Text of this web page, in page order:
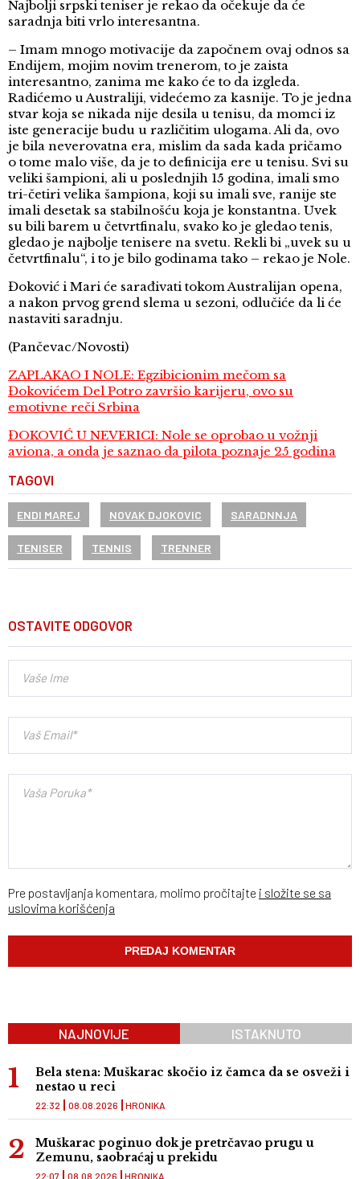
Najbolji srpski teniser je rekao da očekuje da će
saradnja biti vrlo interesantna.
– Imam mnogo motivacije da započnem ovaj odnos sa
Endijem, mojim novim trenerom, to je zaista
interesantno, zanima me kako će to da izgleda.
Radićemo u Australiji, videćemo za kasnije. To je jedna
stvar koja se nikada nije desila u tenisu, da momci iz
iste generacije budu u različitim ulogama. Ali da, ovo
je bila neverovatna era, mislim da sada kada pričamo
o tome malo više, da je to definicija ere u tenisu. Svi su
veliki šampioni, ali u poslednjih 15 godina, imali smo
tri-četiri velika šampiona, koji su imali sve, ranije ste
imali desetak sa stabilnošću koja je konstantna. Uvek
su bili barem u četvrtfinalu, svako ko je gledao tenis,
gledao je najbolje tenisere na svetu. Rekli bi „uvek su u
četvrtfinalu“, i to je bilo godinama tako – rekao je Nole.
Đoković i Mari će sarađivati tokom Australijan opena,
a nakon prvog grend slema u sezoni, odlučiće da li će
nastaviti saradnju.
(Pančevac/Novosti)
ZAPLAKAO I NOLE: Egzibicionim mečom sa
Đokovićem Del Potro završio karijeru, ovo su
emotivne reči Srbina
ĐOKOVIĆ U NEVERICI: Nole se oprobao u vožnji
aviona, a onda je saznao da pilota poznaje 25 godina
TAGOVI
ENDI MAREJ NOVAK DJOKOVIC SARADNNJA
TENISER TENNIS TRENNER
OSTAVITE ODGOVOR
Pre postavljanja komentara, molimo pročitajte i složite se sa
uslovima korišćenja
NAJNOVIJE ISTAKNUTO
Bela stena: Muškarac skočio iz čamca da se osveži i
nestao u reci
HRONIKA
22:32 08.08.2026
Muškarac poginuo dok je pretrčavao prugu u
Zemunu, saobraćaj u prekidu
HRONIKA
22:07 08.08.2026